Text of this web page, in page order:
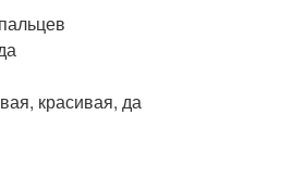
красивая, да